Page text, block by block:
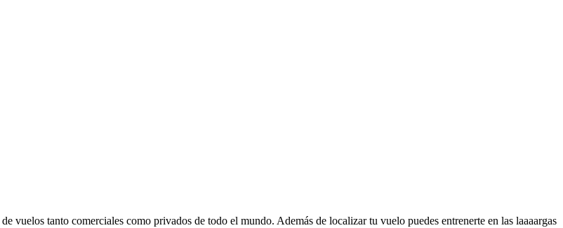
vuelos tanto comerciales como privados de todo el mundo. Además de localizar tu vuelo puedes entrenerte en las laaaargas